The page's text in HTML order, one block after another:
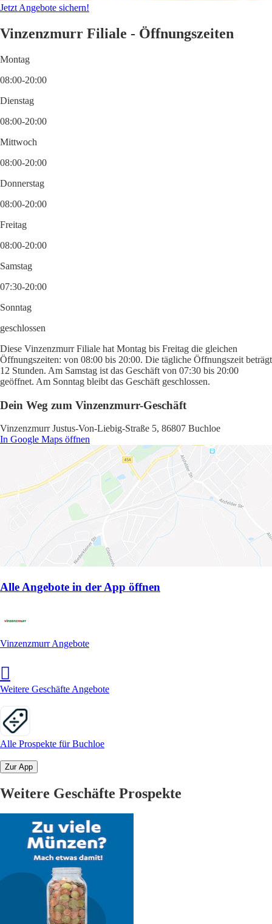
Jetzt Angebote sichern!
Vinzenzmurr Filiale - Öffnungszeiten
Montag
08:00-20:00
Dienstag
08:00-20:00
Mittwoch
08:00-20:00
Donnerstag
08:00-20:00
Freitag
08:00-20:00
Samstag
07:30-20:00
Sonntag
geschlossen
Diese Vinzenzmurr Filiale hat Montag bis Freitag die gleichen
Öffnungszeiten: von 08:00 bis 20:00. Die tägliche Öffnungszeit beträgt
12 Stunden. Am Samstag ist das Geschäft von 07:30 bis 20:00
geöffnet. Am Sonntag bleibt das Geschäft geschlossen.
Dein Weg zum Vinzenzmurr-Geschäft
Vinzenzmurr Justus-Von-Liebig-Straße 5, 86807 Buchloe
In Google Maps öffnen
Alle Angebote in der App öffnen
Vinzenzmurr Angebote
Weitere Geschäfte Angebote
Alle Prospekte für Buchloe
Zur App
Weitere Geschäfte Prospekte